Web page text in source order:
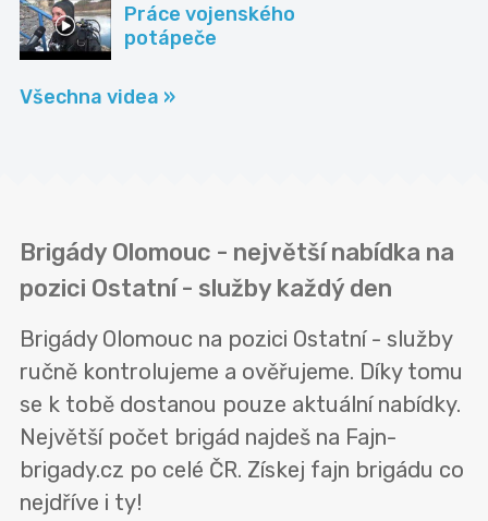
Práce vojenského
potápeče
Všechna videa »
Brigády Olomouc - největší nabídka na
pozici Ostatní - služby každý den
Brigády Olomouc na pozici Ostatní - služby
ručně kontrolujeme a ověřujeme. Díky tomu
se k tobě dostanou pouze aktuální nabídky.
Největší počet brigád najdeš na Fajn-
brigady.cz po celé ČR. Získej fajn brigádu co
nejdříve i ty!